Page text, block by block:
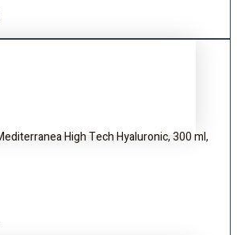
High Tech Hyaluronic, 300 ml,